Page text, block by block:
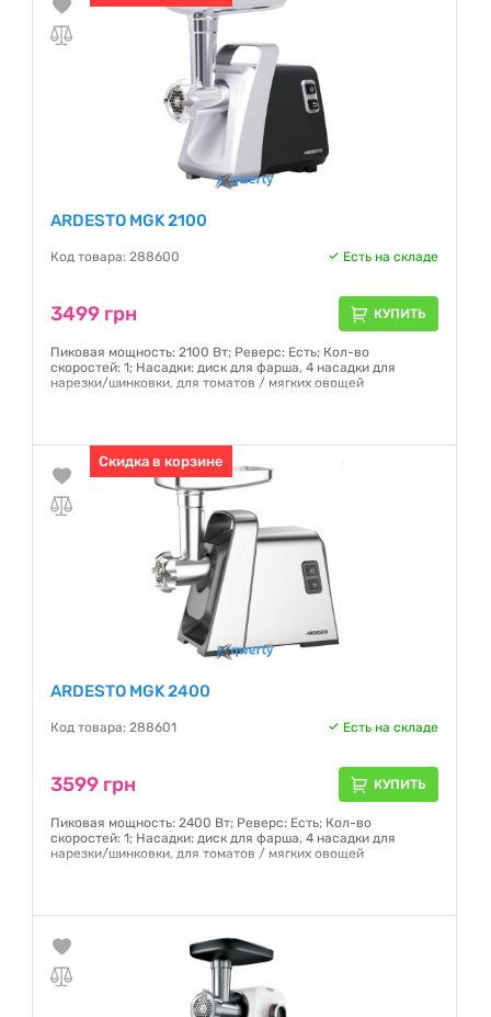
ARDESTO MGK 2100
Код товара: 288600 Есть на складе
3499 грн КУПИТЬ
Пиковая мощность: 2100 Вт; Реверс: Есть; Кол-во
скоростей: 1; Насадки: диск для фарша, 4 насадки для
нарезки/шинковки, для томатов / мягких овощей
Скидка в корзине
ARDESTO MGK 2400
Код товара: 288601 Есть на складе
3599 грн КУПИТЬ
Пиковая мощность: 2400 Вт; Реверс: Есть; Кол-во
скоростей: 1; Насадки: диск для фарша, 4 насадки для
нарезки/шинковки, для томатов / мягких овощей